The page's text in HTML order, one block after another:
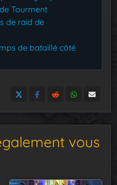
Tourment
de raid de
de bataillé côté
vous